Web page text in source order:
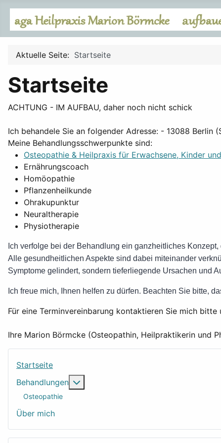
Aktuelle Seite: Startseite
Startseite
ACHTUNG - IM AUFBAU, daher noch nicht schick
Ich behandele Sie an folgender Adresse: - 13088
Meine Behandlungsschwerpunkte sind:
Osteopathie & Heilpraxis für Erwachsene, Kinder
Ernährungscoach
Homöopathie
Pflanzenheilkunde
Ohrakupunktur
Neuraltherapie
Physiotherapie
Ich verfolge bei der Behandlung ein ganzheitliches
Alle gesundheitlichen Aspekte sind dabei miteinander
Symptome gelindert, sondern tieferliegende Ursachen und
Ich freue mich, Ihnen helfen zu dürfen. Beachten Sie bitte,
Für eine Terminvereinbarung kontaktieren Sie mich
Ihre Marion Börmcke (Osteopathin, Heilpraktikerin und
Startseite
Behandlungen
Osteopathie
Über mich